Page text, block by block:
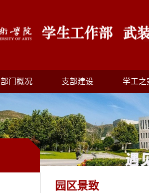
部门概况 支部建设 学工之
园区景致